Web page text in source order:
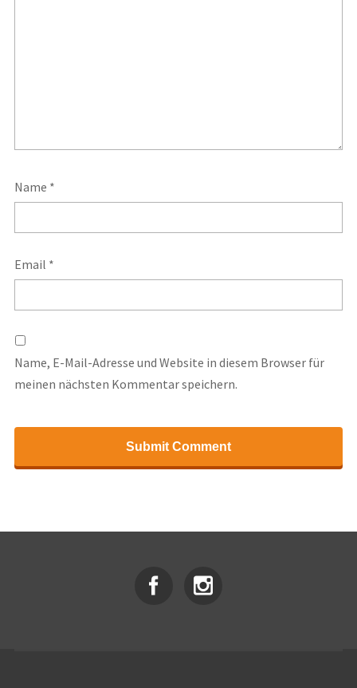
Name *
Email *
Name, E-Mail-Adresse und Website in diesem Browser für
meinen nächsten Kommentar speichern.